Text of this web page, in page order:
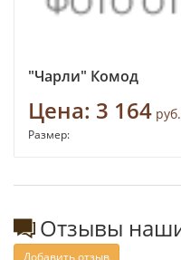
"Чарли" Комод
Цена: 3 164 руб.
Размер:
Отзывы